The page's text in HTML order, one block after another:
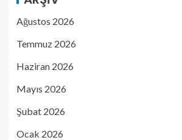
Ağustos 2026
Temmuz 2026
Haziran 2026
Mayıs 2026
Şubat 2026
Ocak 2026